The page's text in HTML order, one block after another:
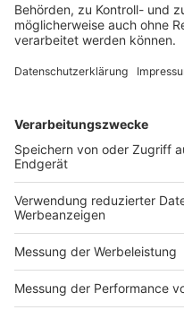
zukunftssichere Lösung,
nungssicherheit gibt.
wird. In Ländern wie
Teilen Südamerikas gibt
Babynahrung. Wer
die EU-Vorgaben im Blick
globalen Entwicklungen
Momentan fahren wir noch
BPA-haltige Lacke an,
ausschließlich BPA-NI-
Lebensmittel-